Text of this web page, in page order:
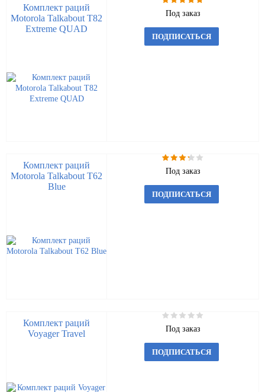
Комплект раций
Motorola Talkabout T82
Extreme QUAD
Под заказ
ПОДПИСАТЬСЯ
Комплект раций
Motorola Talkabout T62
Blue
Под заказ
ПОДПИСАТЬСЯ
Комплект раций
Voyager Travel
Под заказ
ПОДПИСАТЬСЯ